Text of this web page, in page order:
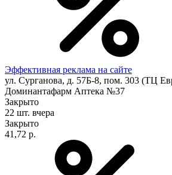
Эффективная реклама на сайте
ул. Сурганова, д. 57Б-8, пом. 303 (ТЦ
Доминантафарм Аптека №37
Закрыто
22 шт. вчера
Закрыто
41,72 р.